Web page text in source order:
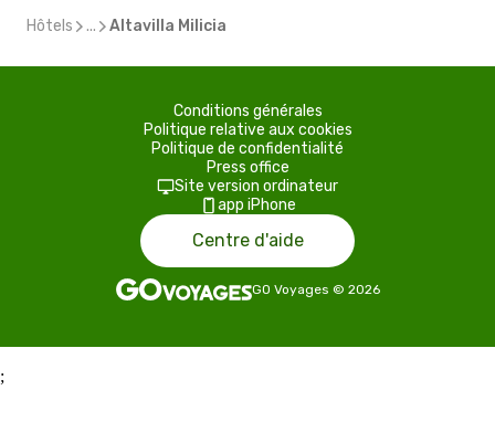
Hôtels ... Altavilla Milicia
Conditions générales
Politique relative aux cookies
Politique de confidentialité
Press office
Site version ordinateur
app iPhone
Centre d'aide
GO Voyages © 2026
;